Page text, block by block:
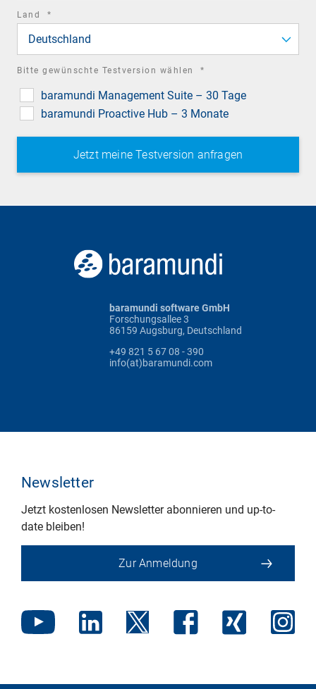
Land *
Deutschland
Bitte gewünschte Testversion wählen *
baramundi Management Suite – 30 Tage
baramundi Proactive Hub – 3 Monate
baramundi software GmbH
Forschungsallee 3
86159 Augsburg, Deutschland
+49 821 5 67 08 - 390
info(at)baramundi.com
Newsletter
Jetzt kostenlosen Newsletter abonnieren und up-to-
date bleiben!
Zur Anmeldung